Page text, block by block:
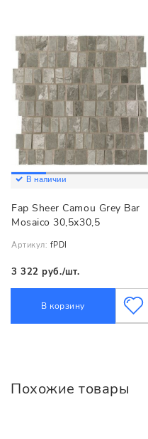
В наличии
Fap Sheer Camou Grey Bar
Mosaico 30,5x30,5
Артикул: fPDI
3 322 руб./шт.
В корзину
Похожие товары